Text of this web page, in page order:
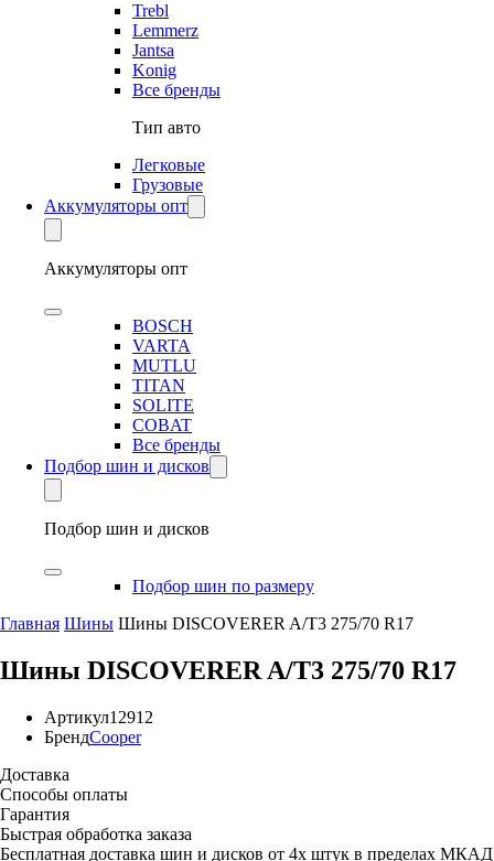
Trebl
Lemmerz
Jantsa
Konig
Все бренды
Тип авто
Легковые
Грузовые
Аккумуляторы опт
Аккумуляторы опт
BOSCH
VARTA
MUTLU
TITAN
SOLITE
COBAT
Все бренды
Подбор шин и дисков
Подбор шин и дисков
Подбор шин по размеру
Главная Шины Шины DISCOVERER A/T3 275/70 R17
Шины DISCOVERER A/T3 275/70 R17
Артикул12912
БрендCooper
Доставка
Способы оплаты
Гарантия
Быстрая обработка заказа
Бесплатная доставка шин и дисков от 4х штук в пределах МКАД